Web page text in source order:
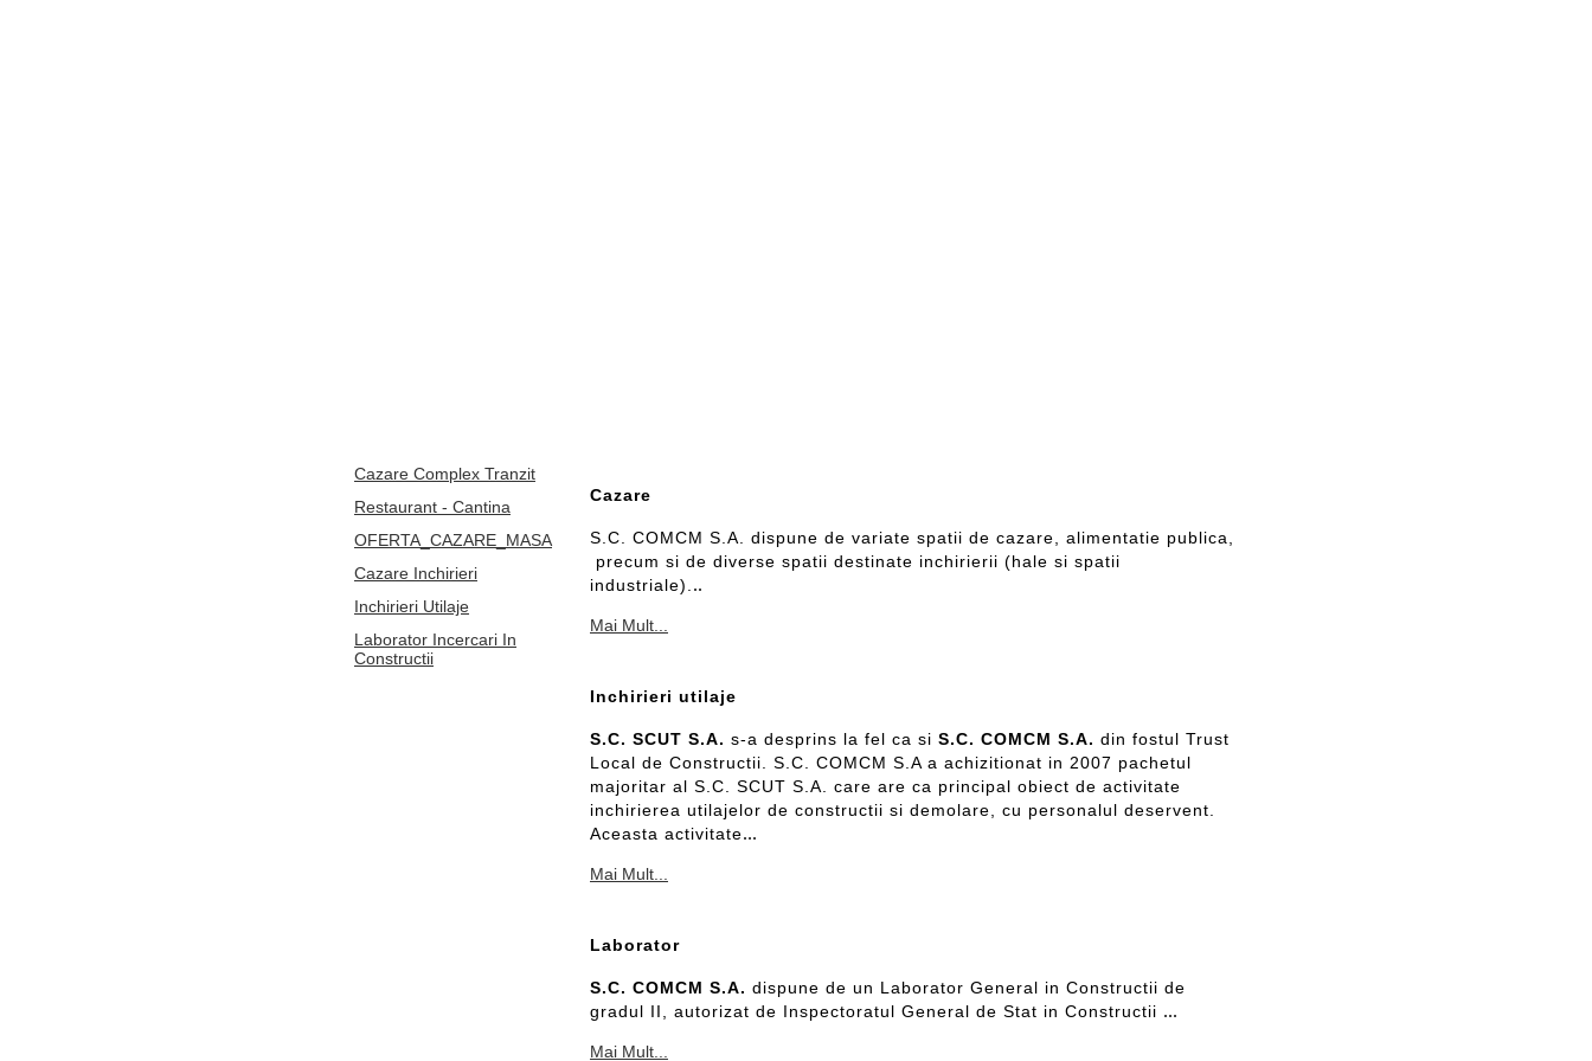
Cazare Complex Tranzit
Restaurant - Cantina
OFERTA_CAZARE_MASA
Cazare Inchirieri
Inchirieri Utilaje
Laborator Incercari In
Constructii
Cazare
S.C. COMCM S.A. dispune de variate spatii de cazare, alimentatie publica,
precum si de diverse spatii destinate inchirierii (hale si spatii
industriale). ..
Mai Mult...
Inchirieri utilaje
S.C. SCUT S.A. s-a desprins la fel ca si S.C. COMCM S.A. din fostul Trust
Local de Constructii. S.C. COMCM S.A a achizitionat in 2007 pachetul
majoritar al S.C. SCUT S.A. care are ca principal obiect de activitate
inchirierea utilajelor de constructii si demolare, cu personalul deservent.
Aceasta activitate...
Mai Mult...
Laborator
S.C. COMCM S.A. dispune de un Laborator General in Constructii de
gradul II, autorizat de Inspectoratul General de Stat in Constructii ...
Mai Mult...